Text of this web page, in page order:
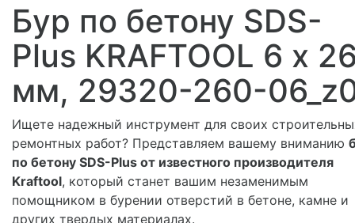
Бур по бетону SDS-
Plus KRAFTOOL 6 х
мм, 29320-260-
Ищете надежный инструмент для своих
ремонтных работ? Представляем вашему вниманию
по бетону SDS-Plus от известного производителя
Kraftool, который станет вашим незаменимым
помощником в бурении отверстий в бетоне, камне и
других твердых материалах.